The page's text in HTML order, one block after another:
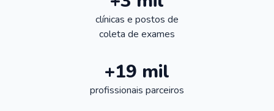
clínicas e postos de
coleta de exames
+19 mil
profissionais parceiros